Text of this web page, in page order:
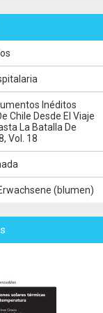
Inéditos
Chile Desde El Viaje
La Batalla De
Vol. 18
(blumen)